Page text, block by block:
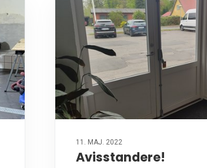
11. MAJ. 2022
Avisstandere!